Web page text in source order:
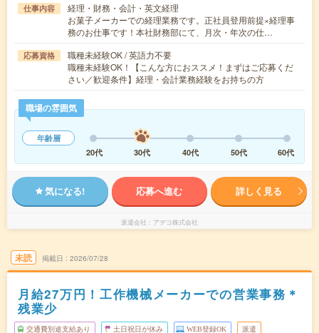
仕事内容
経理・財務・会計・英文経理
お菓子メーカーでの経理業務です。正社員登用前提×経理事
務のお仕事です！本社財務部にて、月次・年次の仕…
応募資格
職種未経験OK / 英語力不要
職種未経験OK！【こんな方におススメ！まずはご応募くだ
さい／歓迎条件】経理・会計業務経験をお持ちの方
職場の雰囲気
年齢層
20代
30代 40代 50代 60代
気になる! 応募へ進む 詳しく見る
派遣会社 アデコ株式会社
未読 掲載日 2026/07/28
月給27万円！工作機械メーカーでの営業事務＊
残業少
交通費別途支給あり 土日祝日が休み WEB登録OK 派遣